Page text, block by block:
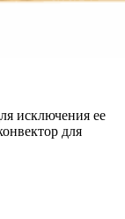
исключения ее
для